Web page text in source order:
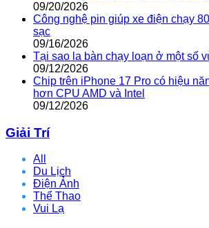
09/20/2026
Công nghệ pin giúp xe điện chạy
sạc
09/16/2026
Tại sao la bàn chạy loạn ở một số
09/12/2026
Chip trên iPhone 17 Pro có hiệu
hơn CPU AMD và Intel
09/12/2026
Giải Trí
All
Du Lịch
Điện Ảnh
Thể Thao
Vui Lạ